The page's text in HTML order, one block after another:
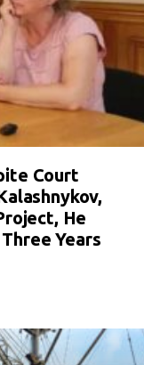
Court
He
Years